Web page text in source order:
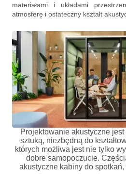
materiałami i układami
atmosferę i ostateczny kształt
Projektowanie akustyczne
sztuką, niezbędną do
których możliwa jest nie tylko
dobre samopoczucie.
akustyczne kabiny do